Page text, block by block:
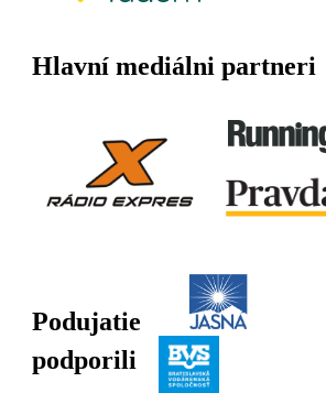
Hlavní mediálni partneri
Podujatie
podporili